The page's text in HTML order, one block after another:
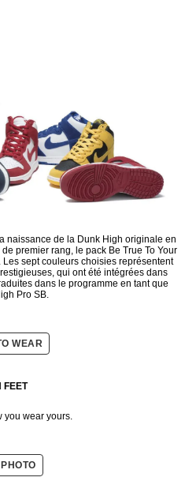
naissance de la Dunk High originale en
premier rang, le pack Be True To Your
sept couleurs choisies représentent
qui ont été intégrées dans
dans le programme en tant que
Pro SB.
WEAR
FEET
you wear yours.